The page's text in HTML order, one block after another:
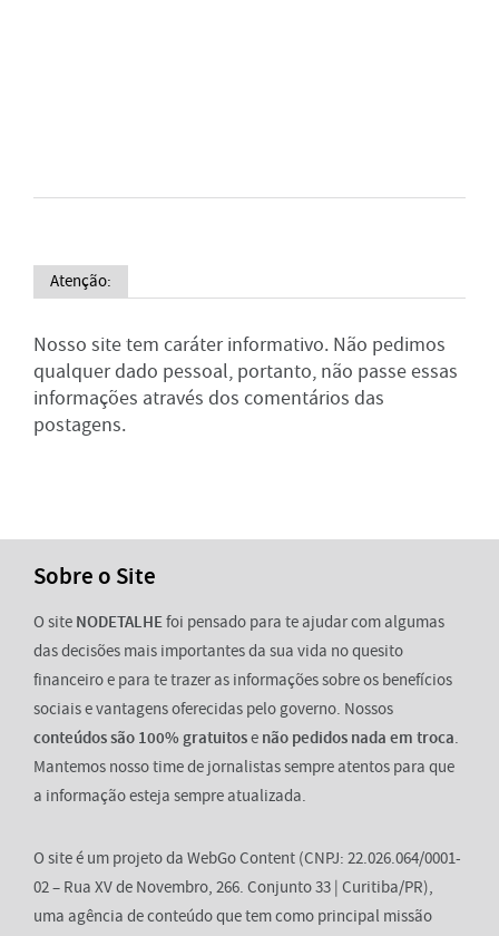
Atenção:
Nosso site tem caráter informativo. Não pedimos
qualquer dado pessoal, portanto, não passe essas
informações através dos comentários das
postagens.
Sobre o Site
O site NODETALHEfoi pensado para te ajudar com algumas
das decisões mais importantes da sua vida no quesito
financeiro e para te trazer as informações sobre os benefícios
sociais e vantagens oferecidas pelo governo. Nossos
conteúdos são 100% gratuitose não pedidos nada em troca.
Mantemos nosso time de jornalistas sempre atentos para que
a informação esteja sempre atualizada.
O site é um projeto da WebGo Content (CNPJ: 22.026.064/0001-
02 – Rua XV de Novembro, 266. Conjunto 33 | Curitiba/PR),
uma agência de conteúdo que tem como principal missão